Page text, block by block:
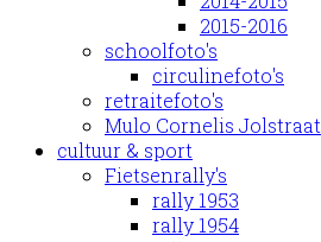
2015-2016
schoolfoto's
circulinefoto's
retraitefoto's
Mulo Cornelis Jolstraat
cultuur & sport
Fietsenrally's
rally 1953
rally 1954